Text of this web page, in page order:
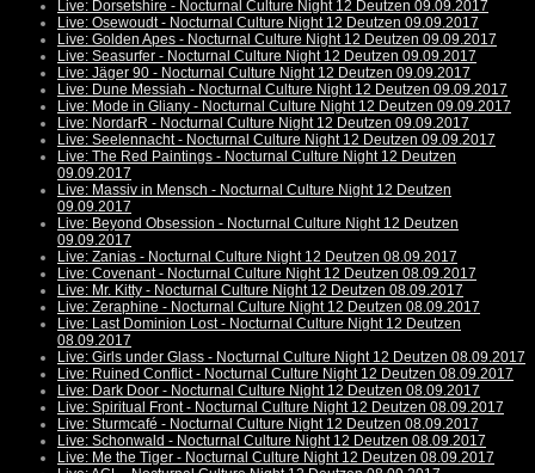
Live: Dorsetshire - Nocturnal Culture Night 12 Deutzen 09.09.2017
Live: Osewoudt - Nocturnal Culture Night 12 Deutzen 09.09.2017
Live: Golden Apes - Nocturnal Culture Night 12 Deutzen 09.09.2017
Live: Seasurfer - Nocturnal Culture Night 12 Deutzen 09.09.2017
Live: Jäger 90 - Nocturnal Culture Night 12 Deutzen 09.09.2017
Live: Dune Messiah - Nocturnal Culture Night 12 Deutzen 09.09.2017
Live: Mode in Gliany - Nocturnal Culture Night 12 Deutzen 09.09.2017
Live: NordarR - Nocturnal Culture Night 12 Deutzen 09.09.2017
Live: Seelennacht - Nocturnal Culture Night 12 Deutzen 09.09.2017
Live: The Red Paintings - Nocturnal Culture Night 12 Deutzen
09.09.2017
Live: Massiv in Mensch - Nocturnal Culture Night 12 Deutzen
09.09.2017
Live: Beyond Obsession - Nocturnal Culture Night 12 Deutzen
09.09.2017
Live: Zanias - Nocturnal Culture Night 12 Deutzen 08.09.2017
Live: Covenant - Nocturnal Culture Night 12 Deutzen 08.09.2017
Live: Mr. Kitty - Nocturnal Culture Night 12 Deutzen 08.09.2017
Live: Zeraphine - Nocturnal Culture Night 12 Deutzen 08.09.2017
Live: Last Dominion Lost - Nocturnal Culture Night 12 Deutzen
08.09.2017
Live: Girls under Glass - Nocturnal Culture Night 12 Deutzen 08.09.2017
Live: Ruined Conflict - Nocturnal Culture Night 12 Deutzen 08.09.2017
Live: Dark Door - Nocturnal Culture Night 12 Deutzen 08.09.2017
Live: Spiritual Front - Nocturnal Culture Night 12 Deutzen 08.09.2017
Live: Sturmcafé - Nocturnal Culture Night 12 Deutzen 08.09.2017
Live: Schonwald - Nocturnal Culture Night 12 Deutzen 08.09.2017
Live: Me the Tiger - Nocturnal Culture Night 12 Deutzen 08.09.2017